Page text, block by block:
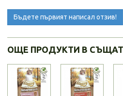
Бъдете първият написал отзив!
ОЩЕ ПРОДУКТИ В